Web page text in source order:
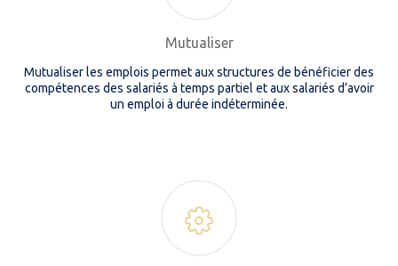
Mutualiser
Mutualiser les emplois permet aux structures de bénéficier des
compétences des salariés à temps partiel et aux salariés d’avoir
un emploi à durée indéterminée.